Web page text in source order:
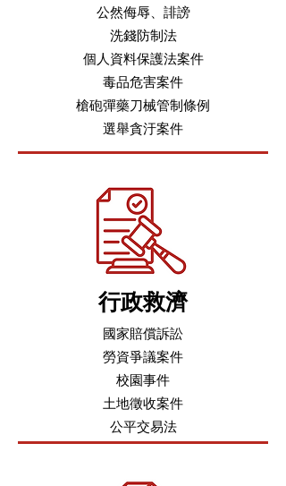
公然侮辱、誹謗
洗錢防制法
個人資料保護法案件
毒品危害案件
槍砲彈藥刀械管制條例
選舉貪汙案件
行政救濟
國家賠償訴訟
勞資爭議案件
校園事件
土地徵收案件
公平交易法